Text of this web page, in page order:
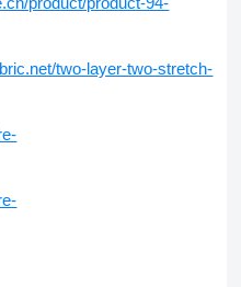
two-layer-two-stretch-